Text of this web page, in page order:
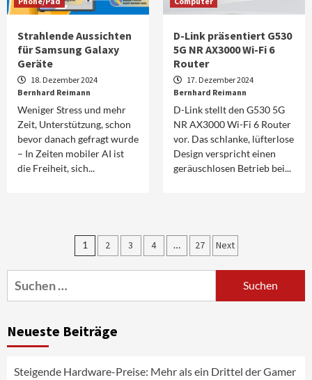
Strahlende Aussichten
für Samsung Galaxy
Geräte
18. Dezember 2024
Bernhard Reimann
Weniger Stress und mehr
Zeit, Unterstützung, schon
bevor danach gefragt wurde
– In Zeiten mobiler AI ist
die Freiheit, sich...
D-Link präsentiert G530
5G NR AX3000 Wi-Fi 6
Router
17. Dezember 2024
Bernhard Reimann
D-Link stellt den G530 5G
NR AX3000 Wi-Fi 6 Router
vor. Das schlanke, lüfterlose
Design verspricht einen
geräuschlosen Betrieb bei...
Seitennummerierung
der
Beiträge
1 2 3 4 … 27 Next
Suchen
nach:
Neueste Beiträge
Steigende Hardware-Preise: Mehr als ein Drittel der Gamer
Marantz erweitert sein Heimkino-
Portfolio mit der neue CINEMA Serie 2
4
News aus dem Internet
Fernsehgeräte